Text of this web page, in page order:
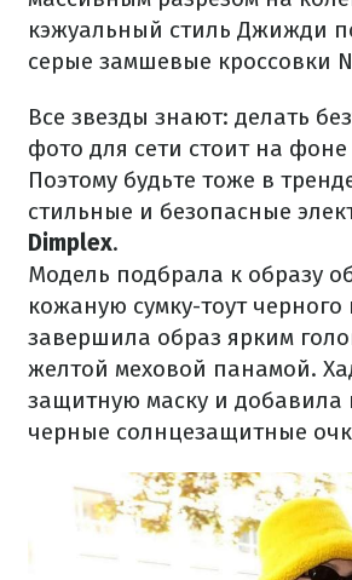
кэжуальный стиль Джижди
серые замшевые кроссовки
Все звезды знают: делать
фото для сети стоит на
Поэтому будьте тоже в
стильные и безопасные
Dimplex.
Модель подбрала к образу
кожаную сумку-тоут черного
завершила образ ярким
желтой меховой панамой.
защитную маску и добавила
черные солнцезащитные